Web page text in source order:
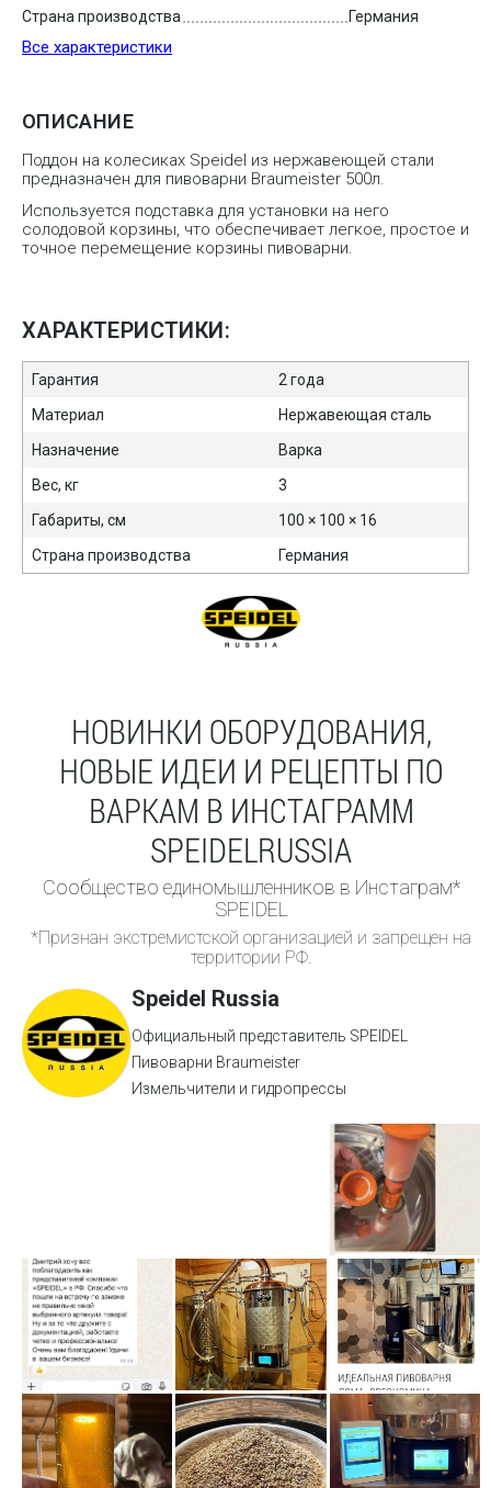
Все характеристики
Страна производства
Германия
ОПИСАНИЕ
Поддон на колесиках Speidel из нержавеющей стали
предназначен для пивоварни Braumeister 500л.
Используется подставка для установки на него
солодовой корзины, что обеспечивает легкое, простое и
точное перемещение корзины пивоварни.
ХАРАКТЕРИСТИКИ:
Гарантия
2 года
Материал
Нержавеющая сталь
Назначение
Варка
Вес, кг
3
Габариты, см
100 × 100 × 16
Страна производства
Германия
НОВИНКИ ОБОРУДОВАНИЯ,
НОВЫЕ ИДЕИ И РЕЦЕПТЫ ПО
ВАРКАМ В ИНСТАГРАММ
SPEIDELRUSSIA
Сообщество единомышленников в Инстаграм*
SPEIDEL
*Признан экстремистской организацией и запрещен на
территории РФ.
Speidel Russia
Официальный представитель SPEIDEL
Пивоварни Braumeister
Измельчители и гидропрессы